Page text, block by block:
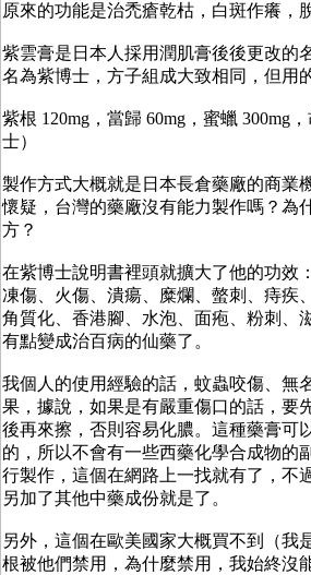
原來的功能是治禿瘡乾枯，白斑作癢，
紫雲膏是日本人採用潤肌膏後後更改的
名為紫博士，方子組成大致相同，但用
紫根 120mg，當歸 60mg，蜜蠟 300mg
士）
製作方式大概就是日本長倉藥廠的商業
懷疑，台灣的藥廠沒有能力製作嗎？為
方？
在紫博士說明書裡頭就擴大了他的功效
凍傷、火傷、潰瘍、糜爛、螫刺、痔疾
角質化、香港腳、水泡、面疱、粉刺、
有點變成治百病的仙藥了。
我個人的使用經驗的話，蚊蟲咬傷、無
果，據說，如果是有嚴重傷口的話，要
後再來擦，否則容易化膿。這種藥膏可
的，所以不會有一些西藥化學合成物的
行製作，這個在網路上一找就有了，不
另加了其他中藥成份就是了。
另外，這個在歐美國家大概買不到（我
根被他們禁用，為什麼禁用，我始終沒